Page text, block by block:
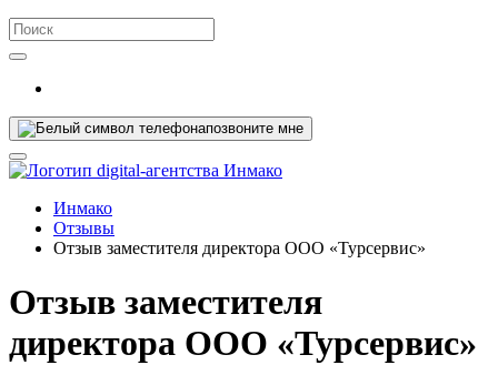
позвоните мне
Инмако
Отзывы
Отзыв заместителя директора ООО «Турсервис»
Отзыв заместителя
директора ООО «Турсервис»